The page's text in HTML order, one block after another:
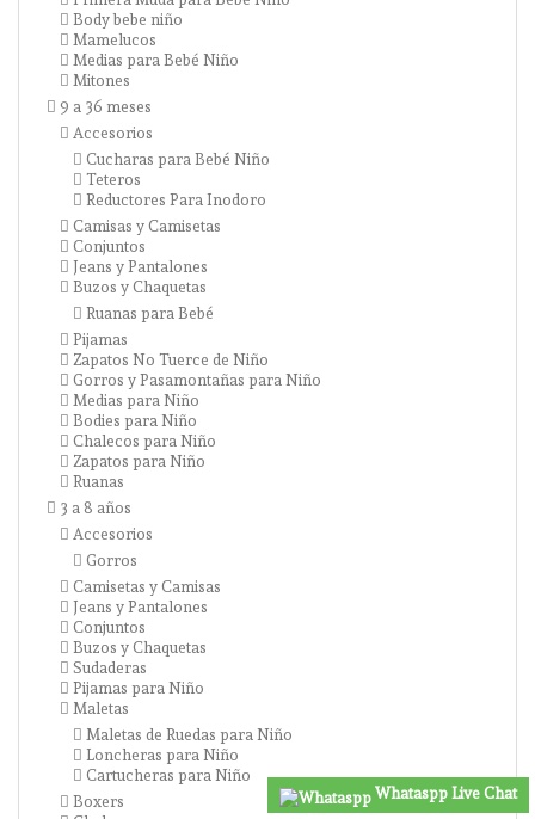
Body bebe niño
Mamelucos
Medias para Bebé Niño
Mitones
9 a 36 meses
Accesorios
Cucharas para Bebé Niño
Teteros
Reductores Para Inodoro
Camisas y Camisetas
Conjuntos
Jeans y Pantalones
Buzos y Chaquetas
Ruanas para Bebé
Pijamas
Zapatos No Tuerce de Niño
Gorros y Pasamontañas para Niño
Medias para Niño
Bodies para Niño
Chalecos para Niño
Zapatos para Niño
Ruanas
3 a 8 años
Accesorios
Gorros
Camisetas y Camisas
Jeans y Pantalones
Conjuntos
Buzos y Chaquetas
Sudaderas
Pijamas para Niño
Maletas
Maletas de Ruedas para Niño
Loncheras para Niño
Cartucheras para Niño
Boxers
Whataspp Live Chat